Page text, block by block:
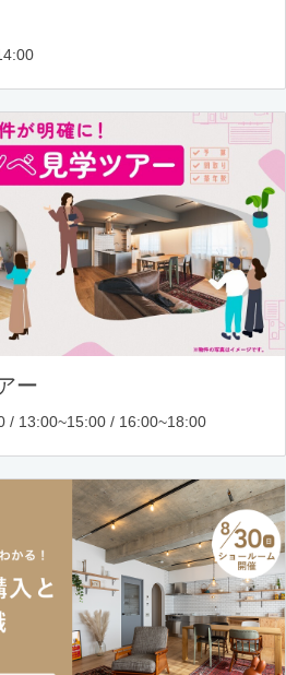
ー
/ 13:00~15:00 / 16:00~18:00